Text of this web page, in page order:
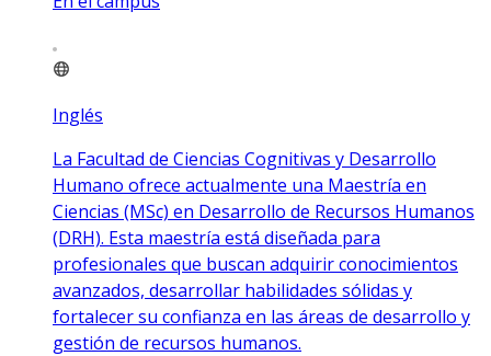
Inglés
La Facultad de Ciencias Cognitivas y Desarrollo
Humano ofrece actualmente una Maestría en
Ciencias (MSc) en Desarrollo de Recursos Humanos
(DRH). Esta maestría está diseñada para
profesionales que buscan adquirir conocimientos
avanzados, desarrollar habilidades sólidas y
fortalecer su confianza en las áreas de desarrollo y
gestión de recursos humanos.